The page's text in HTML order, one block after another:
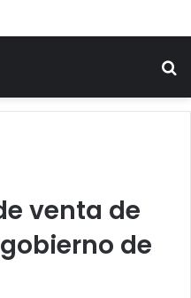
venta de
de